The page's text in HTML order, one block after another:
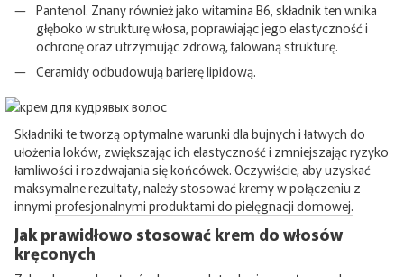
Pantenol. Znany również jako witamina B6, składnik ten wnika
głęboko w strukturę włosa, poprawiając jego elastyczność i
ochronę oraz utrzymując zdrową, falowaną strukturę.
Ceramidy odbudowują barierę lipidową.
Składniki te tworzą optymalne warunki dla bujnych i łatwych do
ułożenia loków, zwiększając ich elastyczność i zmniejszając ryzyko
łamliwości i rozdwajania się końcówek. Oczywiście, aby uzyskać
maksymalne rezultaty, należy stosować kremy w połączeniu z
innymi profesjonalnymi produktami do pielęgnacji domowej.
Jak prawidłowo stosować krem ​​do włosów
kręconych